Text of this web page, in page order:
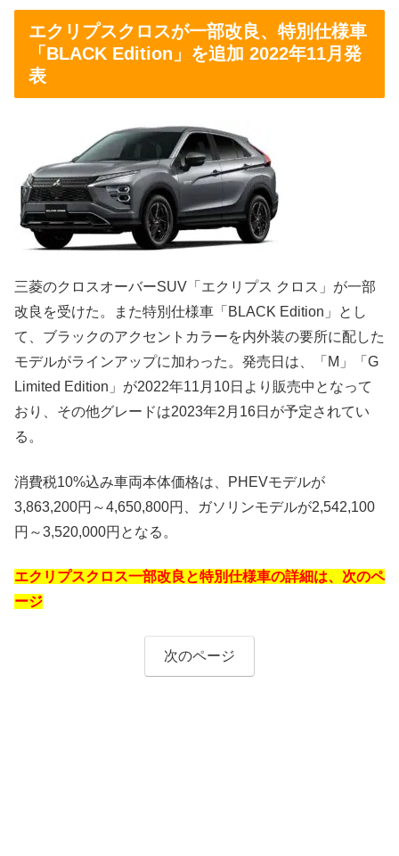
エクリプスクロスが一部改良、特別仕様車
「BLACK Edition」を追加 2022年11月発
表
三菱のクロスオーバーSUV「エクリプス クロス」が一部
改良を受けた。また特別仕様車「BLACK Edition」とし
て、ブラックのアクセントカラーを内外装の要所に配した
モデルがラインアップに加わった。発売日は、「M」「G
Limited Edition」が2022年11月10日より販売中となって
おり、その他グレードは2023年2月16日が予定されてい
る。
消費税10%込み車両本体価格は、PHEVモデルが
3,863,200円～4,650,800円、ガソリンモデルが2,542,100
円～3,520,000円となる。
エクリプスクロス一部改良と特別仕様車の詳細は、次のペ
ージ
次のページ